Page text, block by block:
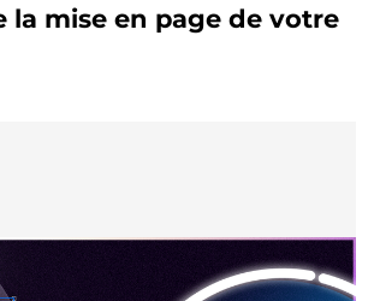
la mise en page de votre